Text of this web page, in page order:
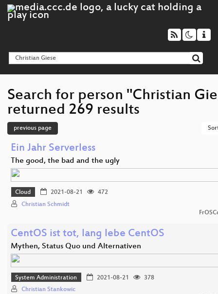
Search for person "Christian
returned 269 results
previous page
Ein Jahr Serverless
The good, the bad and the ugly
Cloud 2021-08-21
472
Christian Schmidt
CentOS ist tot, lang lebe CentOS
Mythen, Status Quo und Alternativen
System Administration 2021-08-21
378
Christian Stankowic